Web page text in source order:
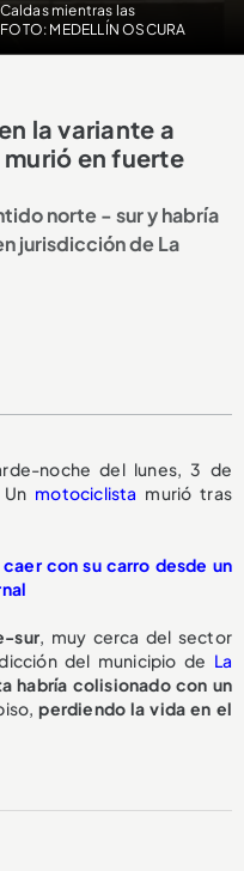
mientras las
MEDELLÍN OSCURA
la variante a
en fuerte
norte - sur y habría
jurisdicción de La
noche del lunes, 3 de
motociclista murió tras
con su carro desde un
sur, muy cerca del sector
del municipio de La
habría colisionado con un
perdiendo la vida en el